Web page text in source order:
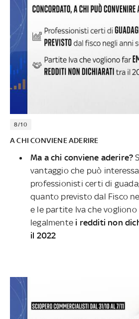
8/10
A CHI CONVIENE ADERIRE
Ma a chi conviene aderire?
vantaggio che può
professionisti certi di
quanto previsto dal Fisco
e le partite Iva che vogliono
legalmente i redditi non
il 2022